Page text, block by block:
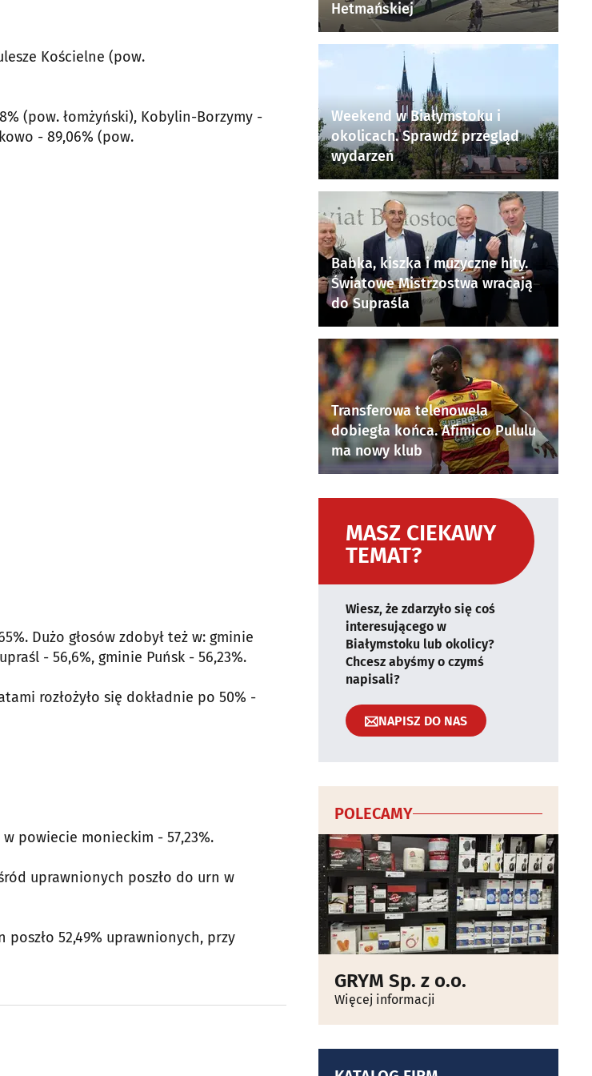
Kościelne (pow.
(pow. łomżyński), Kobylin-Borzymy -
- 89,06% (pow.
Dużo głosów zdobył też w: gminie
- 56,6%, gminie Puńsk - 56,23%.
rozłożyło się dokładnie po 50% -
powiecie monieckim - 57,23%.
uprawnionych poszło do urn w
52,49% uprawnionych, przy
Hetmańskiej
Weekend w Białymstoku i
okolicach. Sprawdź przegląd
wydarzeń
Babka, kiszka i muzyczne hity.
Światowe Mistrzostwa wracają
do Supraśla
Transferowa telenowela
dobiegła końca. Afimico Pululu
ma nowy klub
MASZ CIEKAWY
TEMAT?
Wiesz, że zdarzyło się coś
interesującego w
Białymstoku lub okolicy?
Chcesz abyśmy o czymś
napisali?
NAPISZ DO NAS
POLECAMY
GRYM Sp. z o.o.
Więcej informacji